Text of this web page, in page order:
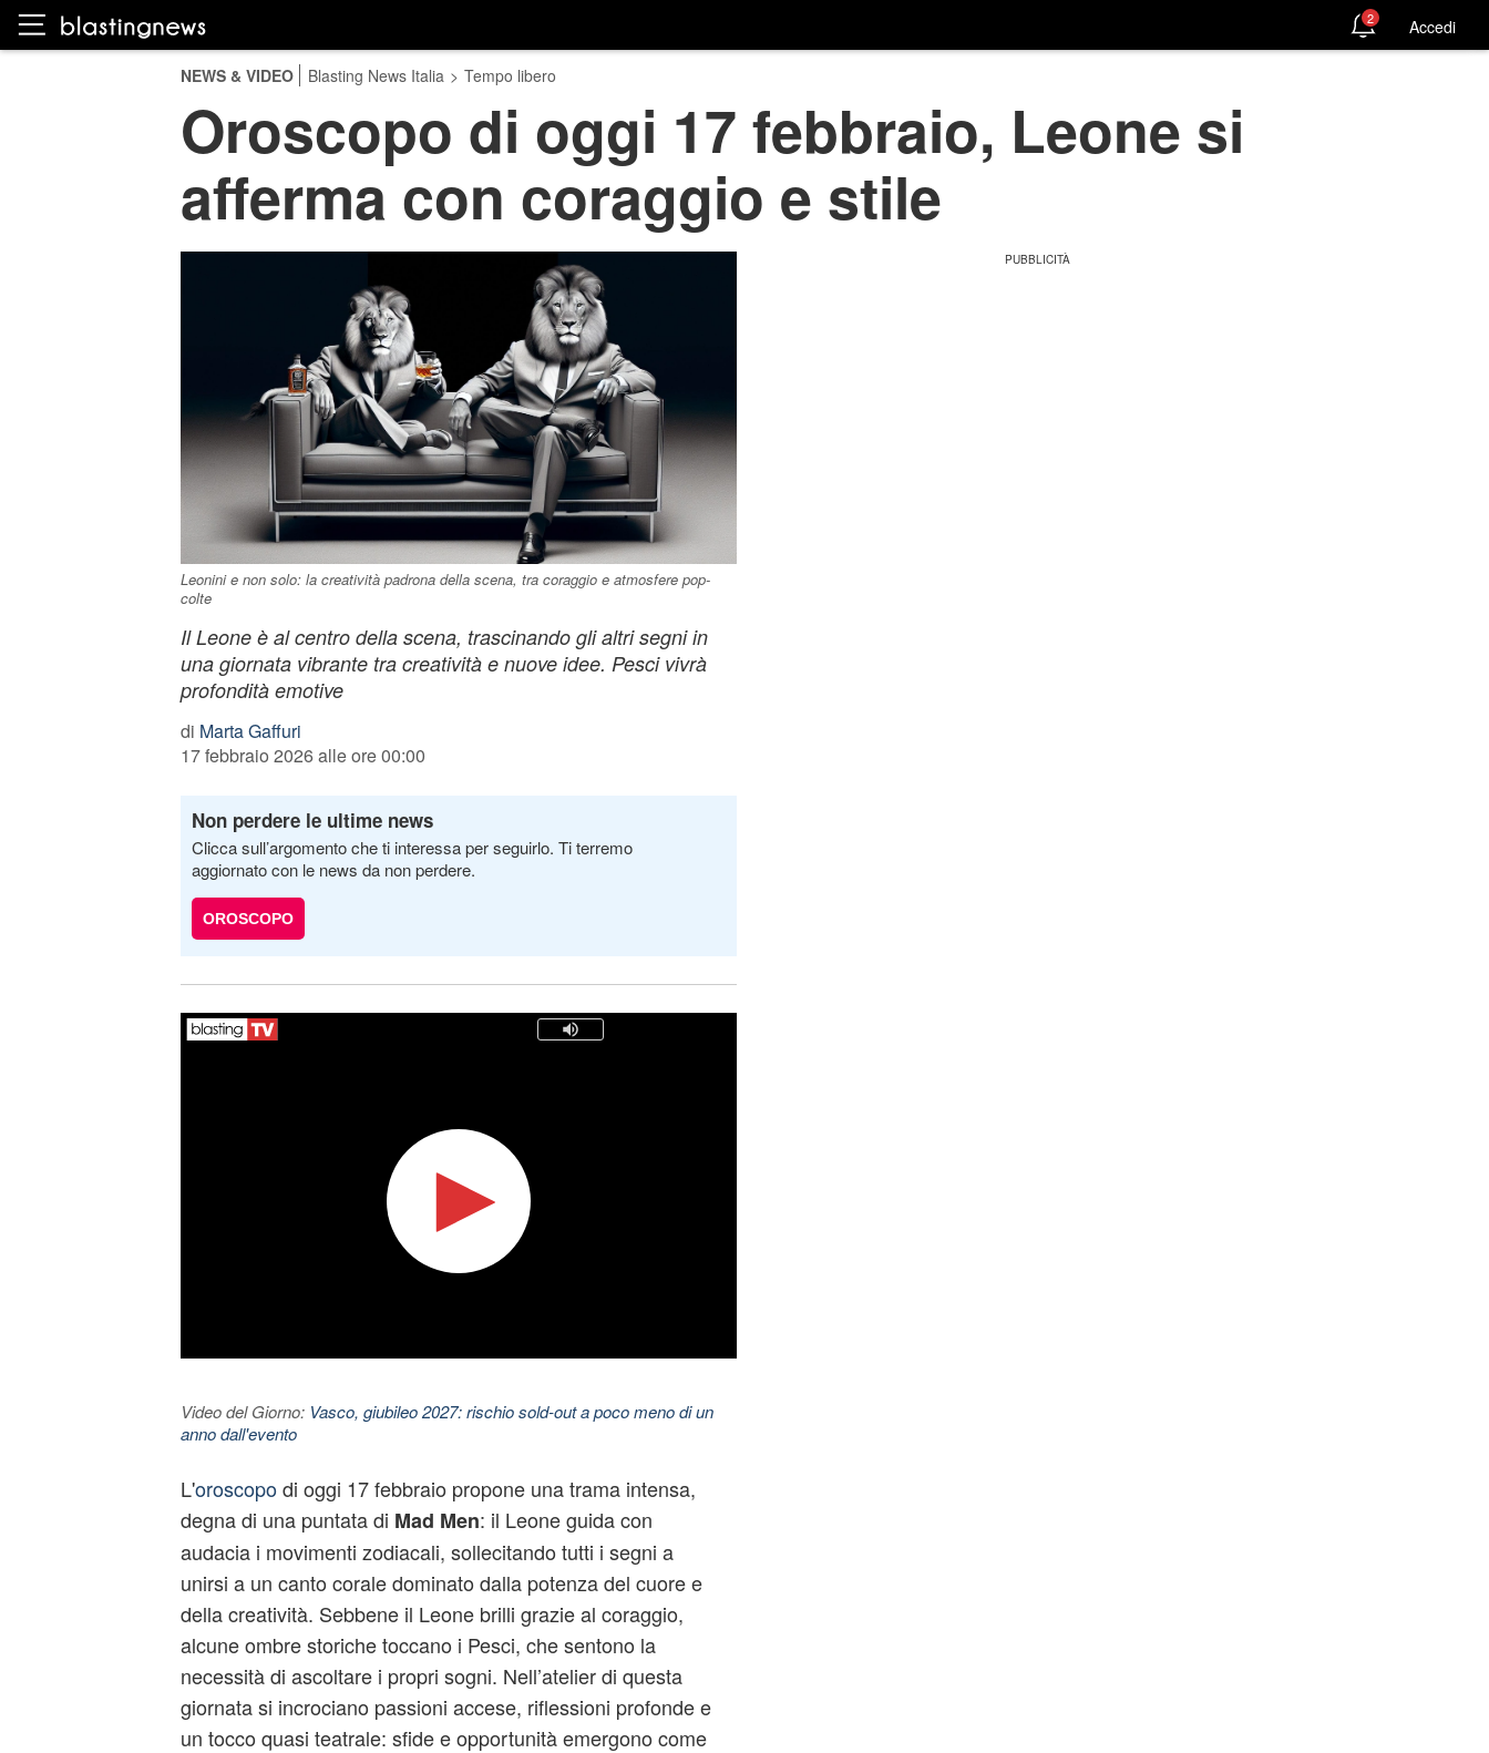
2 Accedi
NEWS & VIDEO Blasting News Italia > Tempo libero
Oroscopo di oggi 17 febbraio, Leone si
afferma con coraggio e stile
Leonini e non solo: la creatività padrona della scena, tra coraggio e atmosfere pop-
colte
Il Leone è al centro della scena, trascinando gli altri segni in
una giornata vibrante tra creatività e nuove idee. Pesci vivrà
profondità emotive
di Marta Gaffuri
17 febbraio 2026 alle ore 00:00
Non perdere le ultime news
Clicca sull’argomento che ti interessa per seguirlo. Ti terremo
aggiornato con le news da non perdere.
OROSCOPO
Video del Giorno: Vasco, giubileo 2027: rischio sold-out a poco meno di un
anno dall'evento
L'oroscopodi oggi 17 febbraio propone una trama intensa,
degna di una puntata di Mad Men: il Leone guida con
audacia i movimenti zodiacali, sollecitando tutti i segni a
unirsi a un canto corale dominato dalla potenza del cuore e
della creatività. Sebbene il Leone brilli grazie al coraggio,
alcune ombre storiche toccano i Pesci, che sentono la
necessità di ascoltare i propri sogni. Nell’atelier di questa
giornata si incrociano passioni accese, riflessioni profonde e
un tocco quasi teatrale: sfide e opportunità emergono come